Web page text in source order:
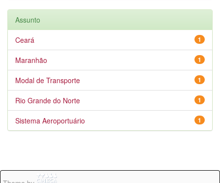
Assunto
1
Ceará
1
Maranhão
1
Modal de Transporte
1
Rio Grande do Norte
1
Sistema Aeroportuário